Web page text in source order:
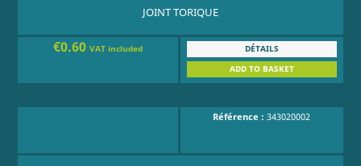
JOINT TORIQUE
€0.60VAT included
DÉTAILS
ADD TO BASKET
Référence :343020002